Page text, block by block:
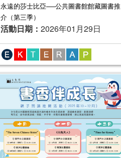
永遠的莎士比亞──公共圖書館館藏圖書推
介（第三季）
活動日期： 2026年01月29日